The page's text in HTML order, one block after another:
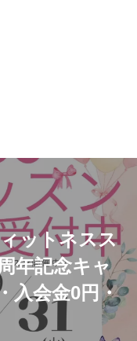
ットネスス
年記念キャ
入会金0円・